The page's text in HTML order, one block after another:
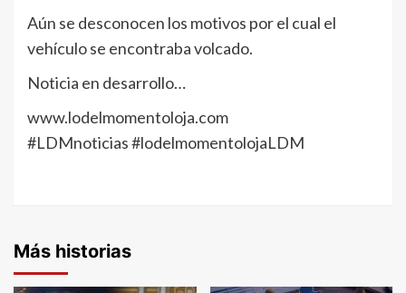
Aún se desconocen los motivos por el cual el
vehículo se encontraba volcado.
Noticia en desarrollo…
www.lodelmomentoloja.com
#LDMnoticias #lodelmomentolojaLDM
Más historias